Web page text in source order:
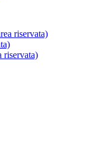
riservata)
riservata)